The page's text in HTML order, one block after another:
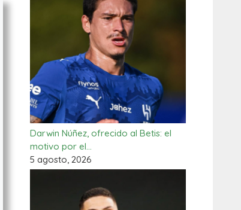
Darwin Núñez, ofrecido al Betis: el
motivo por el…
5 agosto, 2026